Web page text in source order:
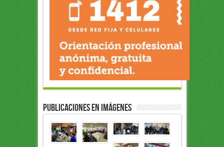
Publicaciones en Imágenes